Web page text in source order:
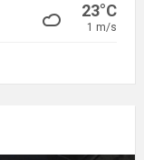
23°C
1 m/s